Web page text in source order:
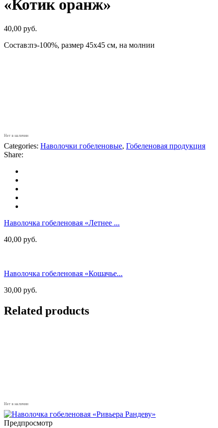
«Котик оранж»
40,00 руб.
Состав:пэ-100%, размер 45х45 см, на молнии
Нет в наличии
Categories: Наволочки гобеленовые, Гобеленовая продукция
Share:
Наволочка гобеленовая «Летнее ...
40,00 руб.
Наволочка гобеленовая «Кошачье...
30,00 руб.
Related products
Нет в наличии
Предпросмотр